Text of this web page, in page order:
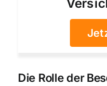
Die Rolle der